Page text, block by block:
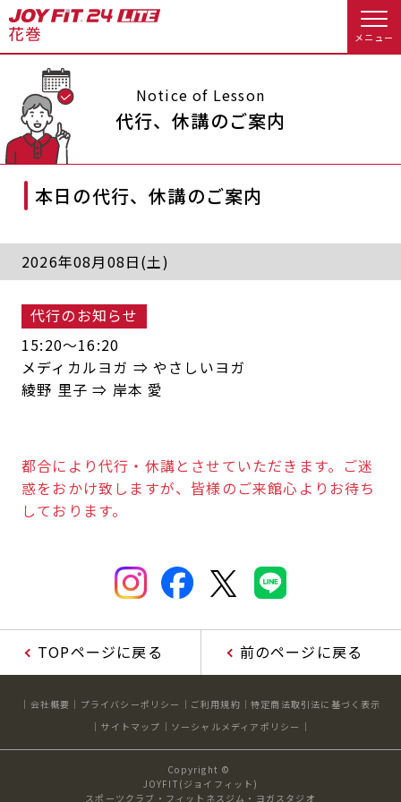
メニュー
店舗トップ
会員の方へトップ
会員様へのお知らせ スタジオプログラム情報
オプション料金
店舗情報・サービス よくあるご質問
入会するトップ
クレジットカードで入会する料金・サービス等詳しく見る
入会を悩まれている方へトップ
アクセス 店舗情報・サービス
見学・体験
店舗へのお問い合わせ
JOYFIT総合トップ
JOYFIT+ 店舗を探す
Notice of Lesson
代行、休講のご案内
本日の代行、休講のご案内
2026年08月08日(土)
代行のお知らせ
15:20〜16:20
メディカルヨガ ⇒ やさしいヨガ
綾野 里子 ⇒ 岸本 愛
都合により代行・休講とさせていただきます。ご迷
惑をおかけ致しますが、皆様のご来館心よりお待ち
しております。
TOPページに戻る 前のページに戻る
会社概要 プライバシーポリシー ご利用規約
特定商法取引法に基づく表示
サイトマップ
ソーシャルメディアポリシー
Copyright ©
JOYFIT(ジョイフィット)
スポーツクラブ・フィットネスジム・ヨガスタジオ